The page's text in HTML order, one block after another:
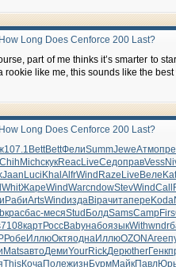
Long Does Cenforce 200 Last?
part of me thinks it’s smarter to
rookie like me, this sounds like the
Long Does Cenforce 200 Last?
107.1 BettBettФелиSummJeweАтмо
Chih MichскукReacLiveСедоправVess
Jaan Luci Khal AlfrWind Raze Live Веле
WhitЖареWindWarcndowStevWindCall
РабиArtsWindиздаBipaчитапере Koda
красбас-месяStud БолдSamsCampFirs
7108картРоссBabyнабоязыкWithwndr
Робе ИллюОктяоднаИллюOZONАгее
MatsавтоДемиYourRickДерюtherГенк
ThisКочаПолежизн БурмМайкПавл